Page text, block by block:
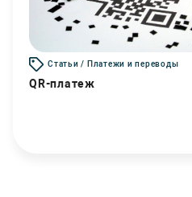
Статьи / Платежи и переводы
QR-платеж